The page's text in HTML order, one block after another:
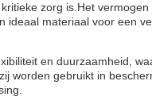
zorg is.Het
ideaal materiaal voor een
en duurzaamheid,
worden gebruikt in